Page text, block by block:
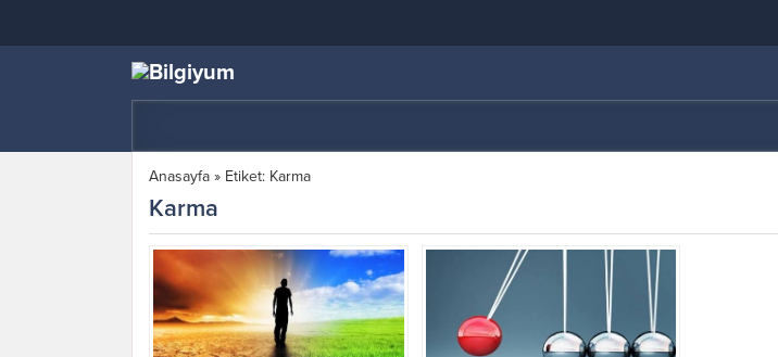
Anasayfa » Etiket: Karma
Karma